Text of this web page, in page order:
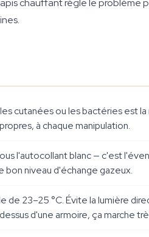
chauffant règle le problème
cutanées ou les bactéries est
à chaque manipulation.
l'autocollant blanc — c'est
niveau d'échange gazeux.
23–25 °C. Évite la lumière
d'une armoire, ça marche